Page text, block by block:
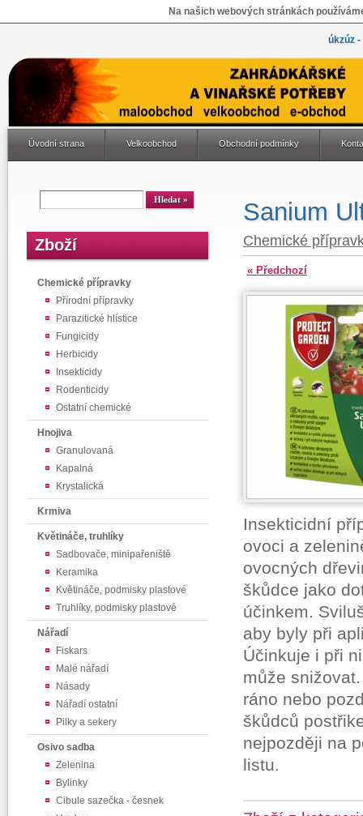
Na našich webových stránkách
úkzúz
Úvodní strana Velkoobchod Obchodní podmínky
Zboží
Chemické přípravky
Přírodní přípravky
Parazitické hlístice
Fungicidy
Herbicidy
Insekticidy
Rodenticidy
Ostatní chemické
Hnojiva
Granulovaná
Kapalná
Krystalická
Krmiva
Květináče, truhlíky
Sadbovače, minipařeniště
Keramika
Květináče, podmisky plastové
Truhlíky, podmisky plastové
Nářadí
Fiskars
Malé nářadí
Násady
Nářadí ostatní
Pilky a sekery
Osivo sadba
Zelenina
Bylinky
Cibule sazečka - česnek
Sanium
Chemické
« Předchozí
Insekticidní
ovoci a
ovocných
škůdce jako
účinkem.
aby byly při
Účinkuje i při
může
ráno nebo
škůdců
nejpozději na
listu.